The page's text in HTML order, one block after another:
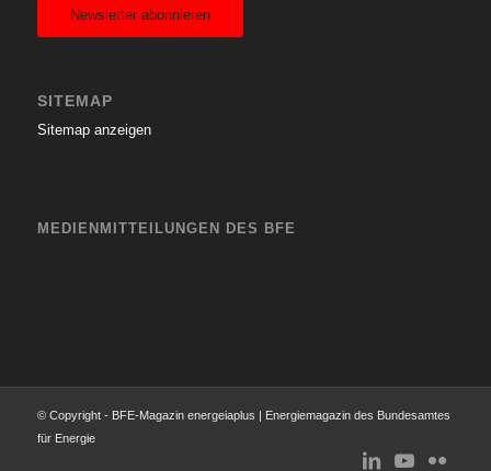
Newsletter abonnieren
SITEMAP
Sitemap anzeigen
MEDIENMITTEILUNGEN DES BFE
© Copyright - BFE-Magazin energeiaplus | Energiemagazin des Bundesamtes
für Energie